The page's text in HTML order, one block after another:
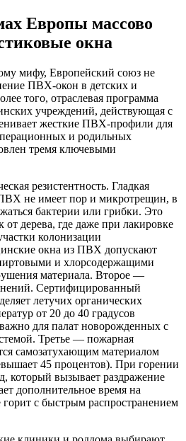
Европы массово
окна
мифу, Европейский союз не
ПВХ-окон в детских и
того, отраслевая программа
учреждений, действующая с
жесткие ПВХ-профили для
и родильных
тремя ключевыми
резистентность. Гладкая
не имеет пор и микротрещин, в
бактерии или грибки. Это
от дерева, где даже при лакировке
колонизации
окна из ПВХ допускают
и хлорсодержащими
материала. Второе —
Сертифицированный
летучих органических
от 20 до 40 градусов
для палат новорожденных с
Третье — пожарная
самозатухающим материалом
45 процентов). При горении
который вызывает раздражение
дополнительное время на
с быстрым распространением